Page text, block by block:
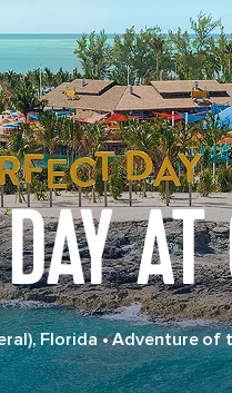
Florida•Adventure of